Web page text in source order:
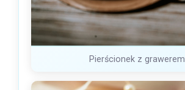
Pierścionek z grawerem